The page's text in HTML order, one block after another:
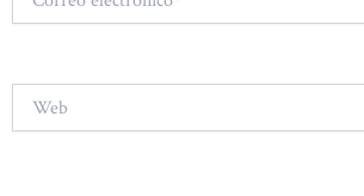
electrónico*